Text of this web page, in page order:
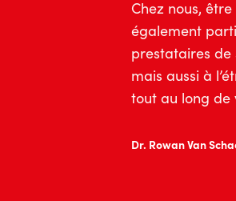
Chez nous,
également
prestataires de
mais aussi à
tout au long de
Dr. Rowan Van